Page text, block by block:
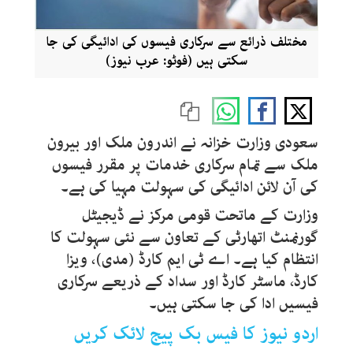
مختلف ذرائع سے سرکاری فیسوں کی ادائیگی کی جا
سکتی ہیں (فوٹو: عرب نیوز)
سعودی وزارت خزانہ نے اندرون ملک اور بیرون
ملک سے تمام سرکاری خدمات پر مقرر فیسوں
کی آن لائن ادائیگی کی سہولت مہیا کی ہے۔
وزارت کے ماتحت قومی مرکز نے ڈیجیٹل
گورنمنٹ اتھارٹی کے تعاون سے نئی سہولت کا
انتظام کیا ہے۔ اے ٹی ایم کارڈ (مدی)، ویزا
کارڈ، ماسٹر کارڈ اور سداد کے ذریعے سرکاری
فیسیں ادا کی جا سکتی ہیں۔
اردو نیوز کا فیس بک پیج لائک کریں